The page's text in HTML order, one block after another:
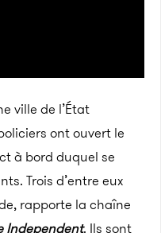
ville de l’État
ont ouvert le
à bord duquel se
Trois d’entre eux
rapporte la chaîne
Independent. Ils sont